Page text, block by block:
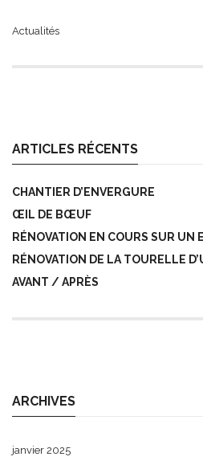
Actualités
ARTICLES RÉCENTS
CHANTIER D’ENVERGURE
ŒIL DE BŒUF
RÉNOVATION EN COURS SUR UN
RÉNOVATION DE LA TOURELLE
AVANT / APRÈS
ARCHIVES
janvier 2025